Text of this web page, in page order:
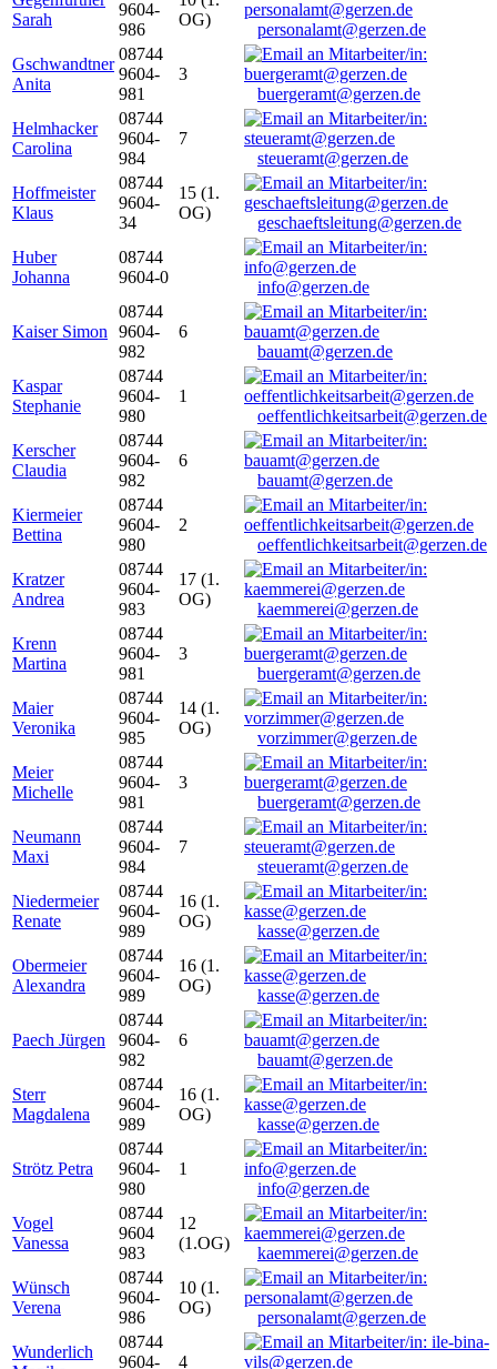
Sarah
9604-
986
OG)
personalamt@gerzen.de
Gschwandtner
Anita
08744
9604-
981
3
buergeramt@gerzen.de
Helmhacker
Carolina
08744
9604-
984
7
steueramt@gerzen.de
Hoffmeister
Klaus
08744
9604-
34
15 (1.
OG)
geschaeftsleitung@gerzen.de
Huber
Johanna
08744
9604-0
info@gerzen.de
Kaiser Simon
08744
9604-
982
6
bauamt@gerzen.de
Kaspar
Stephanie
08744
9604-
980
1
oeffentlichkeitsarbeit@gerzen.de
Kerscher
Claudia
08744
9604-
982
6
bauamt@gerzen.de
Kiermeier
Bettina
08744
9604-
980
2
oeffentlichkeitsarbeit@gerzen.de
Kratzer
Andrea
08744
9604-
983
17 (1.
OG)
kaemmerei@gerzen.de
Krenn
Martina
08744
9604-
981
3
buergeramt@gerzen.de
Maier
Veronika
08744
9604-
985
14 (1.
OG)
vorzimmer@gerzen.de
Meier
Michelle
08744
9604-
981
3
buergeramt@gerzen.de
Neumann
Maxi
08744
9604-
984
7
steueramt@gerzen.de
Niedermeier
Renate
08744
9604-
989
16 (1.
OG)
kasse@gerzen.de
Obermeier
Alexandra
08744
9604-
989
16 (1.
OG)
kasse@gerzen.de
Paech Jürgen
08744
9604-
982
6
bauamt@gerzen.de
Sterr
Magdalena
08744
9604-
989
16 (1.
OG)
kasse@gerzen.de
Strötz Petra
08744
9604-
980
1
info@gerzen.de
Vogel
Vanessa
08744
9604
983
12
(1.OG)
kaemmerei@gerzen.de
Wünsch
Verena
08744
9604-
986
10 (1.
OG)
personalamt@gerzen.de
Wunderlich
08744
9604-
4